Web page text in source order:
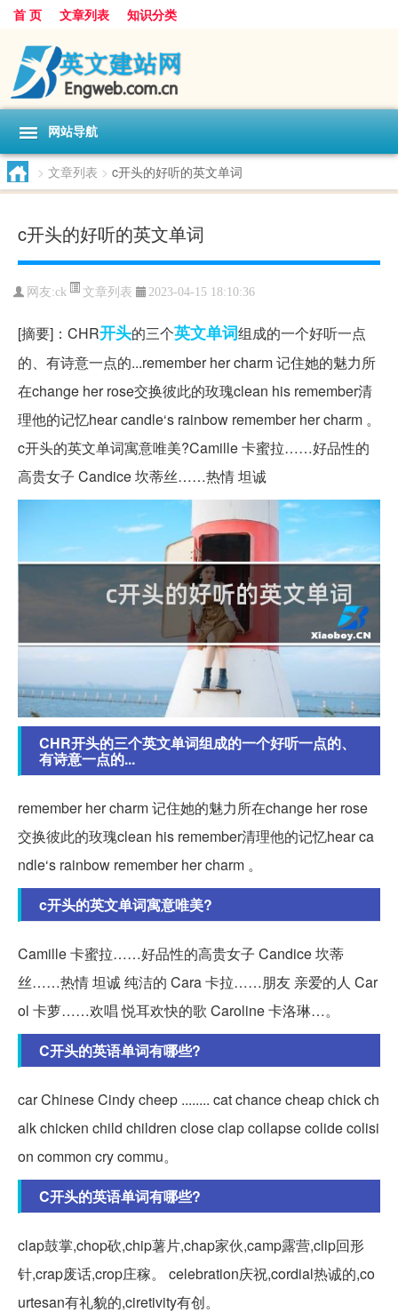
首 页 文章列表 知识分类
网站导航
> 文章列表 > c开头的好听的英文单词
c开头的好听的英文单词
网友:ck 文章列表 2023-04-15 18:10:36
[摘要]：CHR开头的三个英文单词组成的一个好听一点
的、有诗意一点的...remember her charm 记住她的魅力所
在change her rose交换彼此的玫瑰clean his remember清
理他的记忆hear candle‘s rainbow remember her charm 。
c开头的英文单词寓意唯美?Camille 卡蜜拉……好品性的
高贵女子 Candice 坎蒂丝……热情 坦诚
CHR开头的三个英文单词组成的一个好听一点的、
有诗意一点的...
remember her charm 记住她的魅力所在change her rose
交换彼此的玫瑰clean his remember清理他的记忆hear ca
ndle‘s rainbow remember her charm 。
c开头的英文单词寓意唯美?
Camille 卡蜜拉……好品性的高贵女子 Candice 坎蒂
丝……热情 坦诚 纯洁的 Cara 卡拉……朋友 亲爱的人 Car
ol 卡萝……欢唱 悦耳欢快的歌 Caroline 卡洛琳…。
C开头的英语单词有哪些?
car Chinese Cindy cheep ........ cat chance cheap chick ch
alk chicken child children close clap collapse colide colisi
on common cry commu。
C开头的英语单词有哪些?
clap鼓掌,chop砍,chip薯片,chap家伙,camp露营,clip回形
针,crap废话,crop庄稼。 celebration庆祝,cordial热诚的,co
urtesan有礼貌的,ciretivity有创。